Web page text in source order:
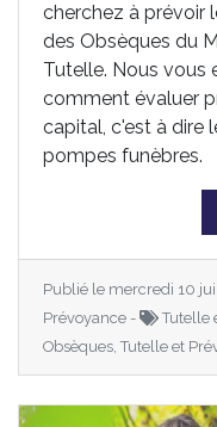
cherchez à prévoir
des Obsèques du
Tutelle. Nous vous
comment évaluer
capital, c'est à dire
pompes funèbres.
Publié le mercredi 10
Prévoyance -
Tutelle
Obsèques, Tutelle et